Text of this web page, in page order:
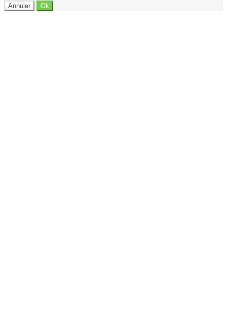
Annuler Ok